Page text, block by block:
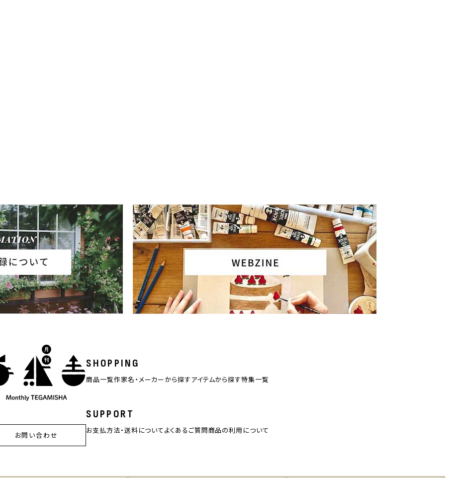
SHOPPING
商品一覧作家名・メーカーから探すアイテムから探す特集一覧
SUPPORT
お支払方法・送料についてよくあるご質問商品の利用について
お問い合わせ